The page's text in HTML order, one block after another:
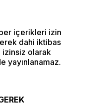
içerikleri izin
dahi iktibas
izinsiz olarak
yayınlanamaz.